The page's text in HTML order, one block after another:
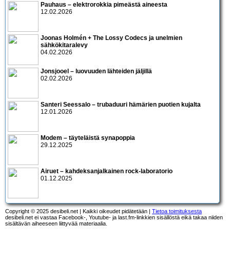
Pauhaus – elektrorokkia pimeästä aineesta
12.02.2026
Joonas Holmén + The Lossy Codecs ja unelmien
sähkökitaralevy
04.02.2026
Jonsjooel – luovuuden lähteiden jäljillä
02.02.2026
Santeri Seessalo – trubaduuri hämärien puotien kujalta
12.01.2026
Modem – täyteläistä synapoppia
29.12.2025
Airuet – kahdeksanjalkainen rock-laboratorio
01.12.2025
Copyright © 2025 desibeli.net | Kaikki oikeudet pidätetään | Tietoa toimituksesta
desibeli.net ei vastaa Facebook-, Youtube- ja last.fm-linkkien sisällöstä eikä takaa niiden
sisältävän aiheeseen liittyvää materiaalia.